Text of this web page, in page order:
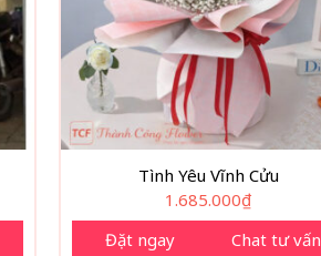
Tình Yêu Vĩnh Cửu
1.685.000₫
Đặt ngay
Chat tư vấn